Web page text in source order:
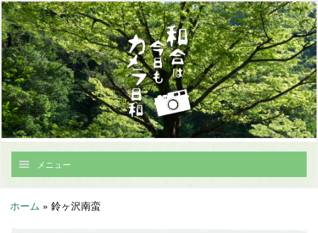
メニュー
ホーム » 鈴ヶ沢南蛮